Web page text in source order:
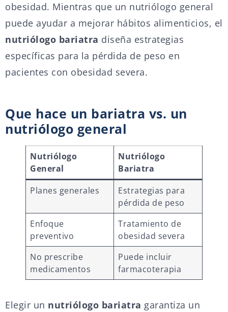
obesidad. Mientras que un nutriólogo general
puede ayudar a mejorar hábitos alimenticios, el
nutriólogo bariatra diseña estrategias
específicas para la pérdida de peso en
pacientes con obesidad severa.
Que hace un bariatra vs. un
nutriólogo general
Nutriólogo
General
Nutriólogo
Bariatra
Planes generales
Estrategias para
pérdida de peso
Enfoque
preventivo
Tratamiento de
obesidad severa
No prescribe
medicamentos
Puede incluir
farmacoterapia
Elegir un nutriólogo bariatra garantiza un